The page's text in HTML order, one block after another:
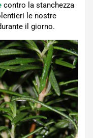
contro la stanchezza
le nostre
il giorno.